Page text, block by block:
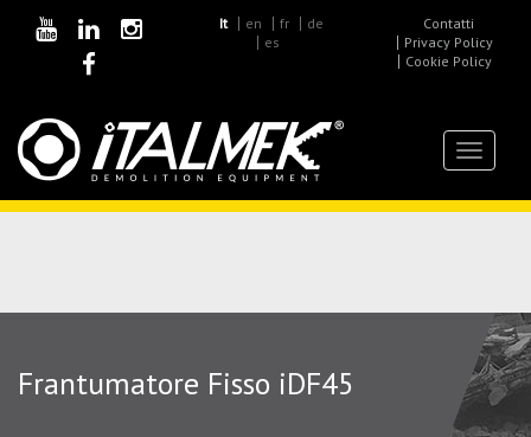
It en fr
de
es
Contatti
Privacy Policy
Cookie Policy
Toggle
Frantumatore Fisso iDF45